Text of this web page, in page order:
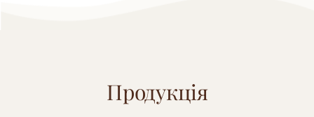
Продукція